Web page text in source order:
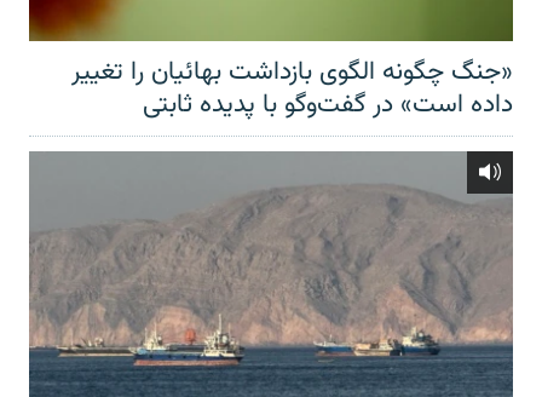
«جنگ چگونه الگوی بازداشت بهائیان را تغییر
داده است» در گفت‌وگو با پدیده ثابتی